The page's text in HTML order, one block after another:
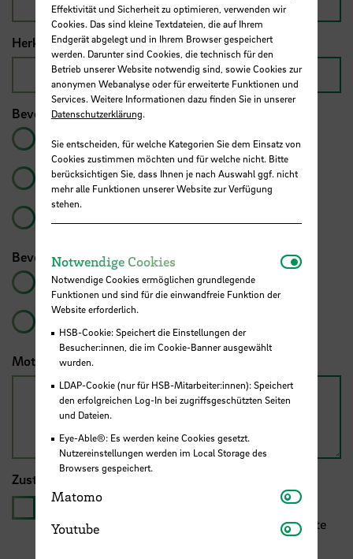
Herkunftsland
Bevorzugte Sprache für das Mentoring
Deutsch
Englisch
Bevorzugte Art des Mentoring
persönlich vor Ort
Motivation für die Teilnahme
Zustimmung
Ja, ich habe die untenstehenden Hinweise zum
Datenschutz zur Kenntnis genommen und möchte
Effektivität und Sicherheit zu optimieren, verwenden wir
Cookies. Das sind kleine Textdateien, die auf Ihrem
Endgerät abgelegt und in Ihrem Browser gespeichert
werden. Darunter sind Cookies, die technisch für den
Betrieb unserer Website notwendig sind, sowie Cookies zur
anonymen Webanalyse oder für erweiterte Funktionen und
Services. Weitere Informationen dazu finden Sie in unserer
Datenschutzerklärung.
Sie entscheiden, für welche Kategorien Sie dem Einsatz von
Cookies zustimmen möchten und für welche nicht. Bitte
berücksichtigen Sie, dass Ihnen je nach Auswahl ggf. nicht
mehr alle Funktionen unserer Website zur Verfügung
stehen.
Notwendige Cookies
Notwendige Cookies ermöglichen grundlegende
Funktionen und sind für die einwandfreie Funktion der
Website erforderlich.
HSB-Cookie: Speichert die Einstellungen der
Besucher:innen, die im Cookie-Banner ausgewählt
wurden.
LDAP-Cookie (nur für HSB-Mitarbeiter:innen): Speichert
den erfolgreichen Log-In bei zugriffsgeschützten Seiten
und Dateien.
Eye-Able®: Es werden keine Cookies gesetzt.
Nutzereinstellungen werden im Local Storage des
Browsers gespeichert.
Matomo Matomo
Youtube Youtube